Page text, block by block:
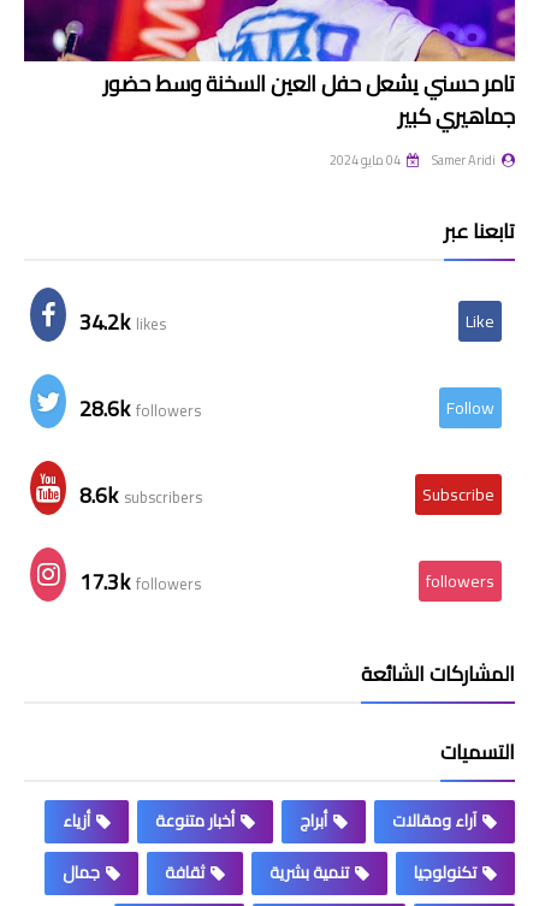
تامر حسني يشعل حفل العين السخنة وسط حضور
جماهيري كبير
Samer Aridi 04 مايو 2024
تابعنا عبر
34.2k likes Like
28.6k followers Follow
8.6k subscribers Subscribe
17.3k followers followers
المشاركات الشائعة
التسميات
آراء ومقالات أبراج أخبار متنوعة
أزياء
تكنولوجيا
تنمية بشرية ثقافة
جمال